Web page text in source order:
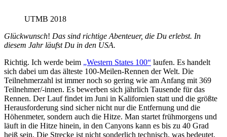
UTMB 2018
Glückwunsch! Das sind richtige Abenteuer, die Du erlebst. In
diesem Jahr läufst Du in den USA.
Richtig. Ich werde beim „Western States 100“ laufen. Es handelt
sich dabei um das älteste 100-Meilen-Rennen der Welt. Die
Teilnehmerzahl ist immer noch so gering wie am Anfang mit 369
Teilnehmer/-innen. Es bewerben sich jährlich Tausende für das
Rennen. Der Lauf findet im Juni in Kalifornien statt und die größte
Herausforderung sind sicher nicht nur die Entfernung und die
Höhenmeter, sondern auch die Hitze. Man startet frühmorgens und
läuft in die Hitze hinein, in den Canyons kann es bis zu 40 Grad
heiß sein. Die Strecke ist nicht sonderlich technisch, was bedeutet,